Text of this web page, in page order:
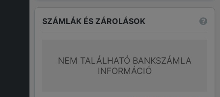
SZÁMLÁK ÉS ZÁROLÁSOK
NEM TALÁLHATÓ BANKSZÁMLA
INFORMÁCIÓ